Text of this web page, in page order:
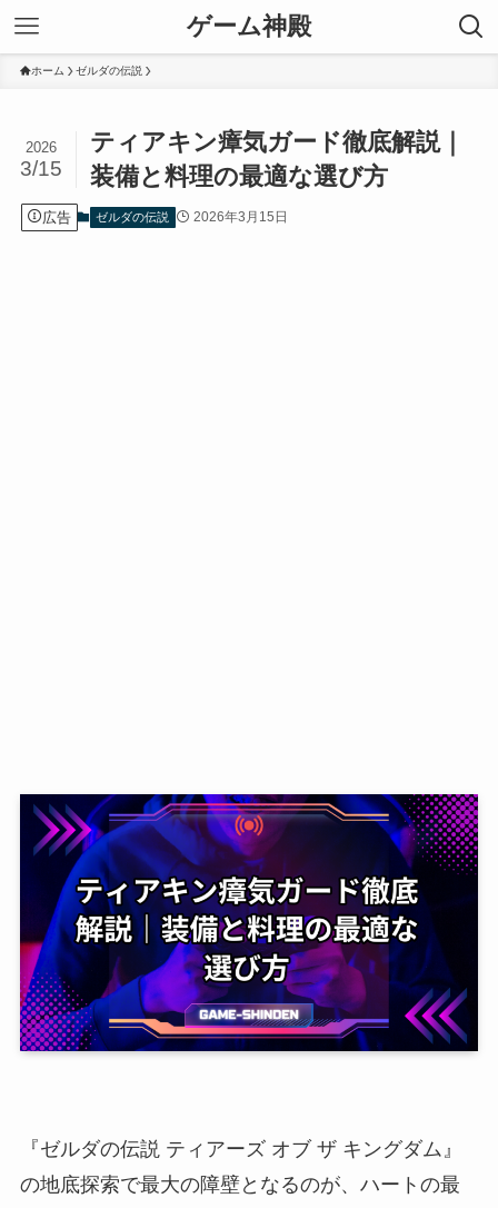
ゲーム神殿
ホーム ゼルダの伝説
ティアキン瘴気ガード徹底解説｜
装備と料理の最適な選び方
2026
3/15
広告 ゼルダの伝説 2026年3月15日
『ゼルダの伝説 ティアーズ オブ ザ キングダム』
の地底探索で最大の障壁となるのが、ハートの最